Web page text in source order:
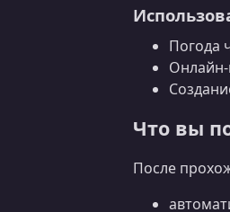
Погода
Онлайн-
Что вы
После